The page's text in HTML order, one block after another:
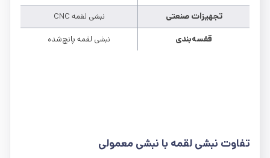
تجهیزات صنعتی نبشی لقمه CNC
قفسه‌بندی نبشی لقمه پانچ‌شده
تفاوت نبشی لقمه با نبشی معمولی